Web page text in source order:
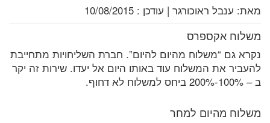
מאת: ענבל ראוכורגר | עודכן : 10/08/2015
משלוח אקספרס
נקרא גם “משלוח מהיום להיום”. חברת השליחויות מתחייבת
להעביר את המשלוח עוד באותו היום אל יעדו. שירות זה יקר
ב – 100%-200% ביחס למשלוח לא דחוף.
משלוח מהיום למחר